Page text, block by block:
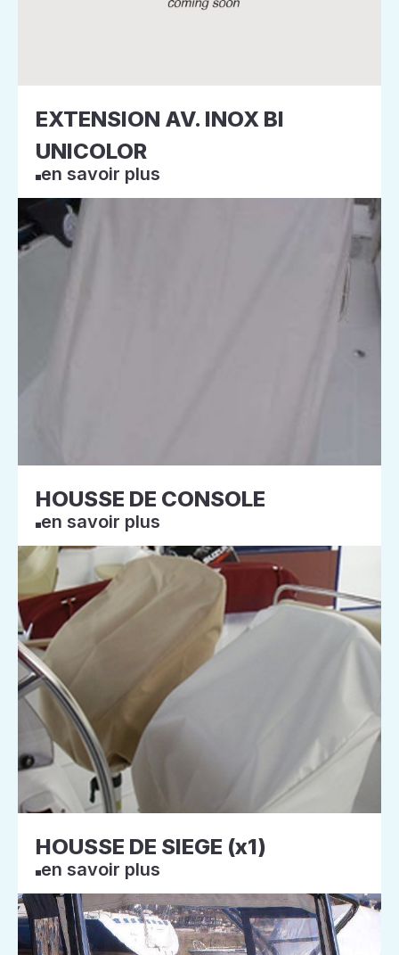
EXTENSION AV. INOX BI
UNICOLOR
en savoir plus
HOUSSE DE CONSOLE
en savoir plus
HOUSSE DE SIEGE (x1)
en savoir plus